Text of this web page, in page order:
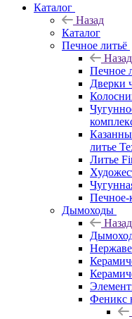
Каталог
Назад
Каталог
Печное литьё
Назад
Печное
Дверки
литье
Литье
Печное-
Дымоходы
Назад
Феникс